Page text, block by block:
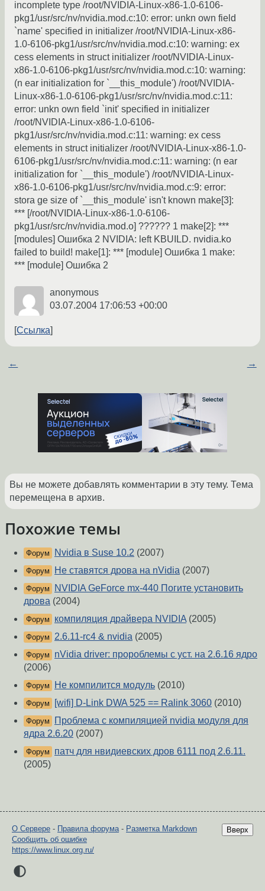
incomplete type /root/NVIDIA-Linux-x86-1.0-6106-
pkg1/usr/src/nv/nvidia.mod.c:10: error: unkn own field
`name' specified in initializer /root/NVIDIA-Linux-x86-
1.0-6106-pkg1/usr/src/nv/nvidia.mod.c:10: warning: ex
cess elements in struct initializer /root/NVIDIA-Linux-
x86-1.0-6106-pkg1/usr/src/nv/nvidia.mod.c:10: warning:
(n ear initialization for `__this_module') /root/NVIDIA-
Linux-x86-1.0-6106-pkg1/usr/src/nv/nvidia.mod.c:11:
error: unkn own field `init' specified in initializer
/root/NVIDIA-Linux-x86-1.0-6106-
pkg1/usr/src/nv/nvidia.mod.c:11: warning: ex cess
elements in struct initializer /root/NVIDIA-Linux-x86-1.0-
6106-pkg1/usr/src/nv/nvidia.mod.c:11: warning: (n ear
initialization for `__this_module') /root/NVIDIA-Linux-
x86-1.0-6106-pkg1/usr/src/nv/nvidia.mod.c:9: error:
stora ge size of `__this_module' isn't known make[3]:
*** [/root/NVIDIA-Linux-x86-1.0-6106-
pkg1/usr/src/nv/nvidia.mod.o] ?????? 1 make[2]: ***
[modules] Ошибка 2 NVIDIA: left KBUILD. nvidia.ko
failed to build! make[1]: *** [module] Ошибка 1 make:
*** [module] Ошибка 2
anonymous
03.07.2004 17:06:53 +00:00
Ссылка
← →
Вы не можете добавлять комментарии в эту тему. Тема
перемещена в архив.
Похожие темы
Форум Nvidia в Suse 10.2 (2007)
Форум Не ставятся дрова на nVidia (2007)
Форум
NVIDIA GeForce mx-440 Погите установить
дрова (2004)
Форум компиляция драйвера NVIDIA (2005)
Форум 2.6.11-rc4 & nvidia (2005)
Форум
nVidia driver: пророблемы с уст. на 2.6.16 ядро
(2006)
Форум Не компилится модуль (2010)
Форум [wifi] D-Link DWA 525 == Ralink 3060 (2010)
Форум
Проблема с компиляцией nvidia модуля для
ядра 2.6.20 (2007)
Форум
патч для нвидиевских дров 6111 под 2.6.11.
(2005)
Вверх
О Сервере - Правила форума- Разметка Markdown
Сообщить об ошибке
https://www.linux.org.ru/